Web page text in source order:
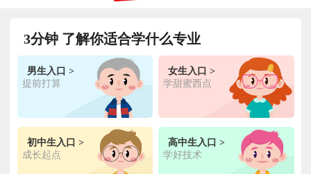
3分钟 了解你适合学什么专业
男生入口 >
提前打算
女生入口 >
学甜蜜西点
初中生入口 >
成长起点
高中生入口 >
学好技术
金典总厨专业 福建厦门 在线报名
林** 金鼎大厨专业 福建漳州 1天前 在线报名